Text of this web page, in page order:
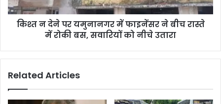
किश्त न देने पर यमुनानगर में फाइनेंसर ने बीच रास्ते
में रोकी बस, सवारियों को नीचे उतारा
Related Articles